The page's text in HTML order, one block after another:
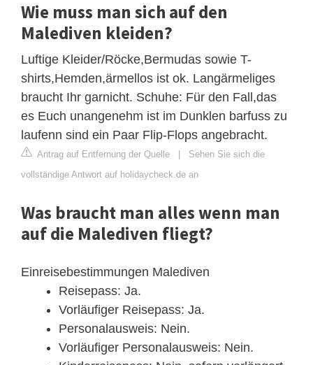
Wie muss man sich auf den
Malediven kleiden?
Luftige Kleider/Röcke,Bermudas sowie T-
shirts,Hemden,ärmellos ist ok. Langärmeliges
braucht Ihr garnicht. Schuhe: Für den Fall,das
es Euch unangenehm ist im Dunklen barfuss zu
laufenn sind ein Paar Flip-Flops angebracht.
Antrag auf Entfernung der Quelle
Sehen Sie sich die
vollständige Antwort auf holidaycheck.de an
Was braucht man alles wenn man
auf die Malediven fliegt?
Einreisebestimmungen Malediven
Reisepass: Ja.
Vorläufiger Reisepass: Ja.
Personalausweis: Nein.
Vorläufiger Personalausweis: Nein.